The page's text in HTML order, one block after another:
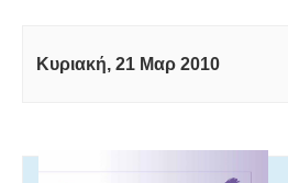
Κυριακή, 21 Μαρ 2010